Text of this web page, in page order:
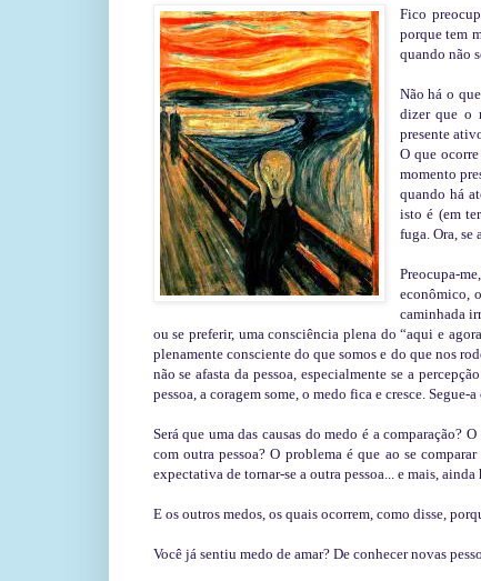
Fico
porque tem
quando não
Não há o
dizer que o
presente
O que
momento
quando há
isto é (em
fuga. Ora, se
Preocupa-
econômico,
caminhada
ou se preferir, uma consciência plena do “aqui e
plenamente consciente do que somos e do que nos
não se afasta da pessoa, especialmente se a
pessoa, a coragem some, o medo fica e cresce. Segue-
Será que uma das causas do medo é a comparação?
com outra pessoa? O problema é que ao se
expectativa de tornar-se a outra pessoa... e mais,
E os outros medos, os quais ocorrem, como disse,
Você já sentiu medo de amar? De conhecer novas